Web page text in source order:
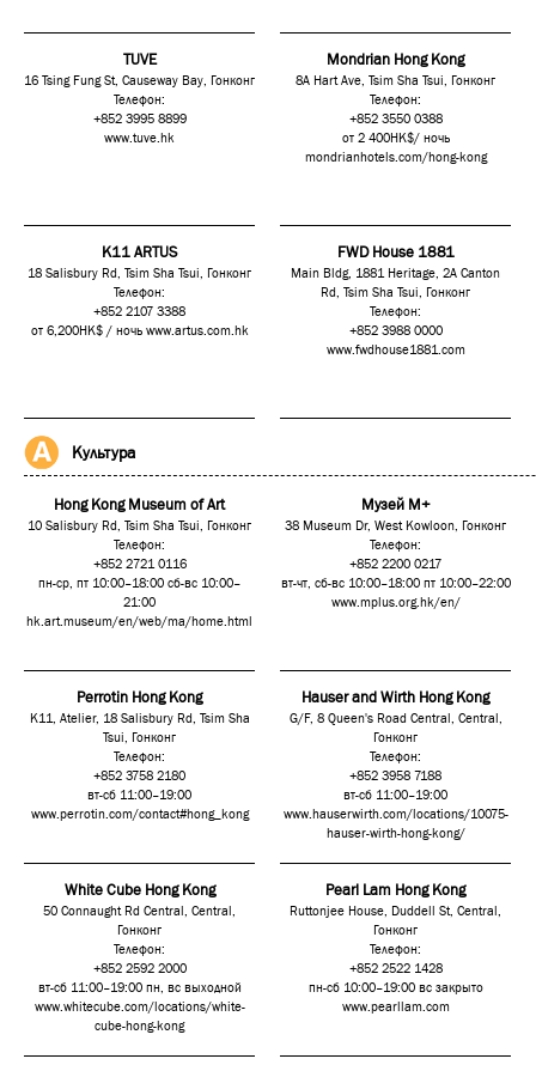
TUVE
16 Tsing Fung St, Causeway Bay, Гонконг
Телефон:
+852 3995 8899
www.tuve.hk
Mondrian Hong Kong
8A Hart Ave, Tsim Sha Tsui, Гонконг
Телефон:
+852 3550 0388
от 2 400HK$/ ночь
mondrianhotels.com/hong-kong
K11 ARTUS
18 Salisbury Rd, Tsim Sha Tsui, Гонконг
Телефон:
+852 2107 3388
от 6,200HK$ / ночь www.artus.com.hk
FWD House 1881
Main Bldg, 1881 Heritage, 2A Canton
Rd, Tsim Sha Tsui, Гонконг
Телефон:
+852 3988 0000
www.fwdhouse1881.com
Культура
Hong Kong Museum of Art
10 Salisbury Rd, Tsim Sha Tsui, Гонконг
Телефон:
+852 2721 0116
пн-ср, пт 10:00–18:00 сб-вс 10:00–
21:00
hk.art.museum/en/web/ma/home.html
Музей M+
38 Museum Dr, West Kowloon, Гонконг
Телефон:
+852 2200 0217
вт-чт, сб-вс 10:00–18:00 пт 10:00–22:00
www.mplus.org.hk/en/
Perrotin Hong Kong
K11, Atelier, 18 Salisbury Rd, Tsim Sha
Tsui, Гонконг
Телефон:
+852 3758 2180
вт-сб 11:00–19:00
www.perrotin.com/contact#hong_kong
Hauser and Wirth Hong Kong
G/F, 8 Queen's Road Central, Central,
Гонконг
Телефон:
+852 3958 7188
вт-сб 11:00–19:00
www.hauserwirth.com/locations/10075-
hauser-wirth-hong-kong/
White Cube Hong Kong
50 Connaught Rd Central, Central,
Гонконг
Телефон:
+852 2592 2000
вт-сб 11:00–19:00 пн, вс выходной
www.whitecube.com/locations/white-
cube-hong-kong
Pearl Lam Hong Kong
Ruttonjee House, Duddell St, Central,
Гонконг
Телефон:
+852 2522 1428
пн-сб 10:00–19:00 вс закрыто
www.pearllam.com